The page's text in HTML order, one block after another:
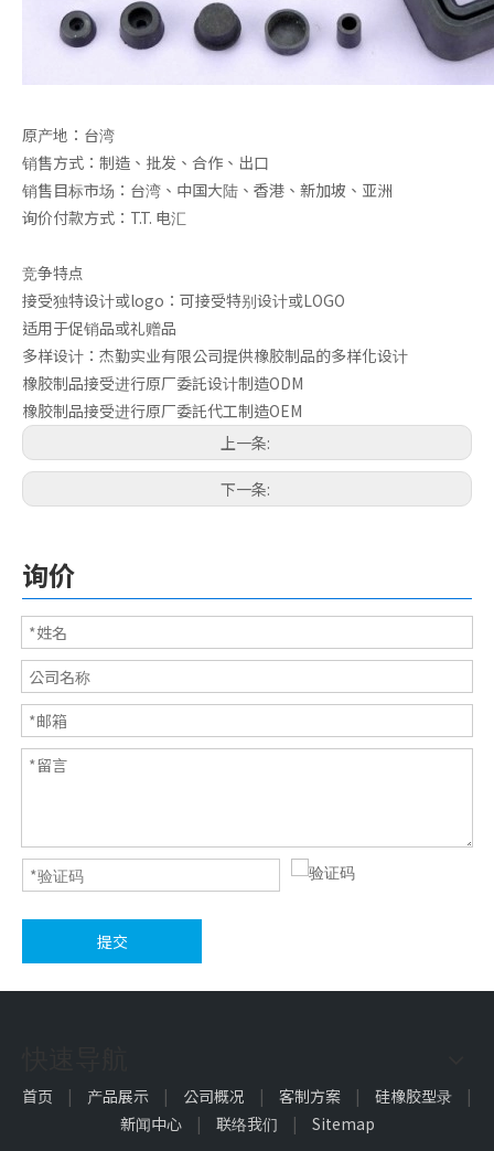
原产地：台湾
销售方式：制造、批发、合作、出口
销售目标市场：台湾、中国大陆、香港、新加坡、亚洲
询价付款方式：T.T. 电汇
竞争特点
接受独特设计或logo：可接受特别设计或LOGO
适用于促销品或礼赠品
多样设计：杰勤实业有限公司提供橡胶制品的多样化设计
橡胶制品接受进行原厂委託设计制造ODM
橡胶制品接受进行原厂委託代工制造OEM
上一条:
下一条:
询价
提交
首页 | 产品展示 | 公司概况 | 客制方案 | 硅橡胶型录
|
新闻中心
| 联络我们 | Sitemap